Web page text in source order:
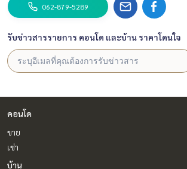
062-879-5289
รับข่าวสารรายการ คอนโด และบ้าน ราคาโดนใจ
คอนโด
ขาย
เช่า
บ้าน